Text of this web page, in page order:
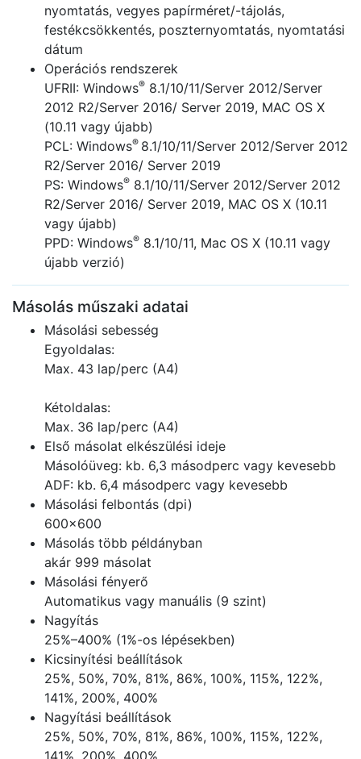
nyomtatás, vegyes papírméret/-tájolás,
festékcsökkentés, poszternyomtatás, nyomtatási
dátum
Operációs rendszerek
UFRII: Windows® 8.1/10/11/Server 2012/Server
2012 R2/Server 2016/ Server 2019, MAC OS X
(10.11 vagy újabb)
PCL: Windows® 8.1/10/11/Server 2012/Server 2012
R2/Server 2016/ Server 2019
PS: Windows® 8.1/10/11/Server 2012/Server 2012
R2/Server 2016/ Server 2019, MAC OS X (10.11
vagy újabb)
PPD: Windows® 8.1/10/11, Mac OS X (10.11 vagy
újabb verzió)
Másolás műszaki adatai
Másolási sebesség
Egyoldalas:
Max. 43 lap/perc (A4)
Kétoldalas:
Max. 36 lap/perc (A4)
Első másolat elkészülési ideje
Másolóüveg: kb. 6,3 másodperc vagy kevesebb
ADF: kb. 6,4 másodperc vagy kevesebb
Másolási felbontás (dpi)
600×600
Másolás több példányban
akár 999 másolat
Másolási fényerő
Automatikus vagy manuális (9 szint)
Nagyítás
25%–400% (1%-os lépésekben)
Kicsinyítési beállítások
25%, 50%, 70%, 81%, 86%, 100%, 115%, 122%,
141%, 200%, 400%
Nagyítási beállítások
25%, 50%, 70%, 81%, 86%, 100%, 115%, 122%,
141%, 200%, 400%